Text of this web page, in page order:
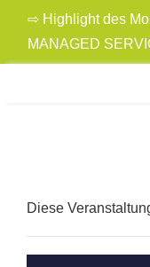
content
⇨ Highlight des
MANAGED
Diese